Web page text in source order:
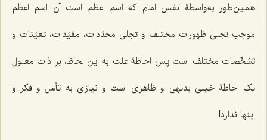
همین‌طور به‌واسطۀ نفس امام که اسم اعظم است آن اسم اعظم
موجب تجلی ظهورات مختلف و تجلی محدّدات، مقیّدات، تعیّنات و
تشخّصات مختلف است پس احاطۀ علت به این لحاظ، بر ذات معلول
یک احاطۀ خیلی بدیهی و ظاهری است و نیازی به تأمل و فکر و
اینها ندارد!